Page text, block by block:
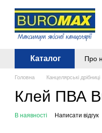
Перейти до основного
Каталог Про
Головна Канцелярські дрібниці
Клей ПВА
В наявності Написати відгук